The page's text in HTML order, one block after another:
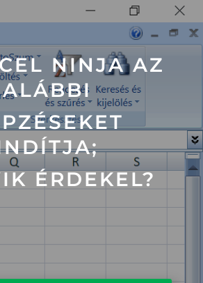
NINJA AZ
ALÁBBI
ÉRDEKEL?